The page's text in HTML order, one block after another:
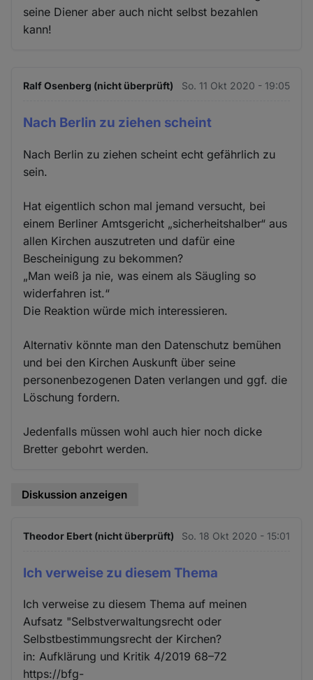
seine Diener aber auch nicht selbst bezahlen
kann!
Ralf Osenberg (nicht überprüft) So. 11 Okt 2020 - 19:05
Nach Berlin zu ziehen scheint
Nach Berlin zu ziehen scheint echt gefährlich zu
sein.
Hat eigentlich schon mal jemand versucht, bei
einem Berliner Amtsgericht „sicherheitshalber“ aus
allen Kirchen auszutreten und dafür eine
Bescheinigung zu bekommen?
„Man weiß ja nie, was einem als Säugling so
widerfahren ist.“
Die Reaktion würde mich interessieren.
Alternativ könnte man den Datenschutz bemühen
und bei den Kirchen Auskunft über seine
personenbezogenen Daten verlangen und ggf. die
Löschung fordern.
Jedenfalls müssen wohl auch hier noch dicke
Bretter gebohrt werden.
Diskussion anzeigen
Theodor Ebert (nicht überprüft) So. 18 Okt 2020 - 15:01
Ich verweise zu diesem Thema
Ich verweise zu diesem Thema auf meinen
Aufsatz "Selbstverwaltungsrecht oder
Selbstbestimmungsrecht der Kirchen?
in: Aufklärung und Kritik 4/2019 68–72
https://bfg-